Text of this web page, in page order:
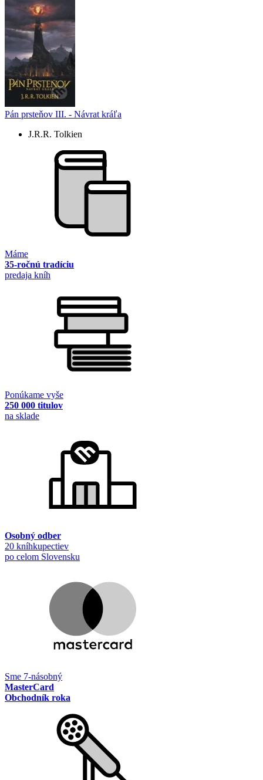
Pán prsteňov III. - Návrat kráľa
J.R.R. Tolkien
Máme
35-ročnú tradíciu
predaja kníh
Ponúkame vyše
250 000 titulov
na sklade
Osobný odber
20 kníhkupectiev
po celom Slovensku
Sme 7-násobný
MasterCard
Obchodník roka